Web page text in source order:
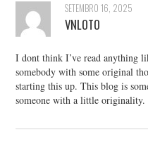
SETEMBRO 16, 2025
VNLOTO
I dont think I’ve read anything
somebody with some original
starting this up. This blog is
someone with a little originality.